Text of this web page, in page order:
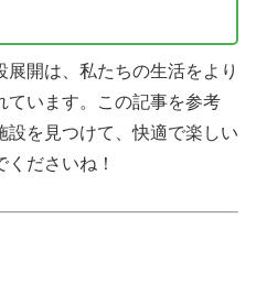
開は、私たちの生活をより
ています。この記事を参考
設を見つけて、快適で楽しい
ださいね！